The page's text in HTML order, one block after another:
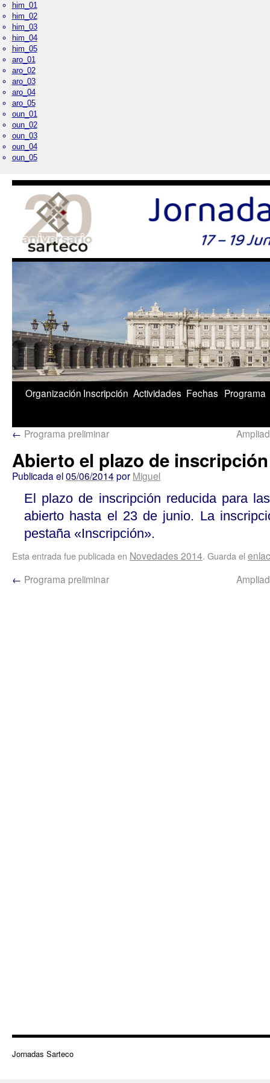
him_01
him_02
him_03
him_04
him_05
aro_01
aro_02
aro_03
aro_04
aro_05
oun_01
oun_02
oun_03
oun_04
oun_05
1/5
Palacio Real
Organización Inscripción Actividades Fechas Programa
← Programa preliminar
Abierto el plazo de
Publicada el05/06/2014 por Miguel
El plazo de inscripción reducida para
abierto hasta el 23 de junio. La
pestaña «Inscripción».
Esta entrada fue publicada en Novedades 2014. Guarda el
← Programa preliminar
Jornadas Sarteco